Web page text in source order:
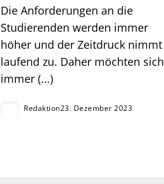
Die Anforderungen an die
Studierenden werden immer
höher und der Zeitdruck nimmt
laufend zu. Daher möchten sich
immer (...)
Redaktion23. Dezember 2023